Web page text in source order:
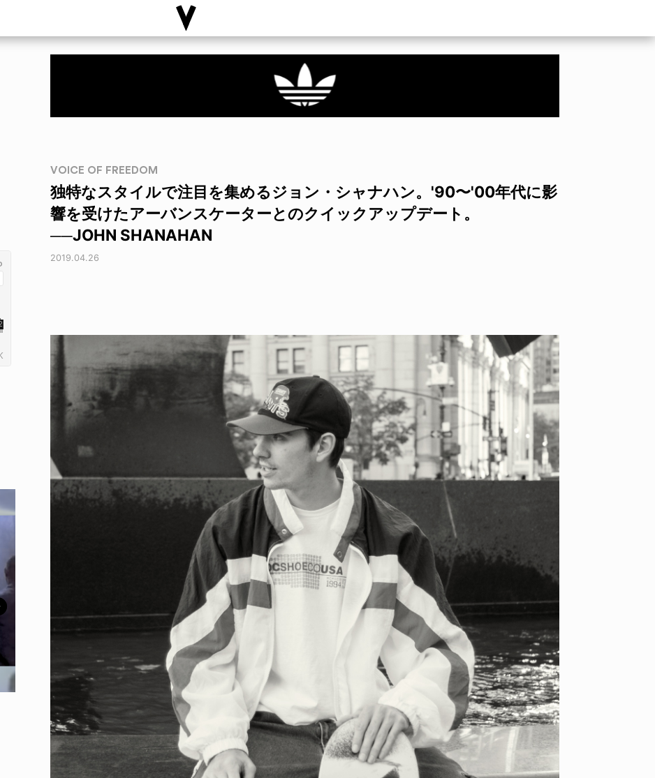
LIFE HACK
LINE SOCKS HAGEBA BOYS 2026
2026.07.31
YO! CHUI
あの時のあの写真
2026.07.31
VOICE OF FREEDOM
独特なスタイルで注目を集めるジョン・シャナハン。'90〜'00年代に影
響を受けたアーバンスケーターとのクイックアップデート。
──JOHN SHANAHAN
2019.04.26